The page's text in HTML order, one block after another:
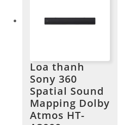
Loa thanh
Sony 360
Spatial Sound
Mapping Dolby
Atmos HT-